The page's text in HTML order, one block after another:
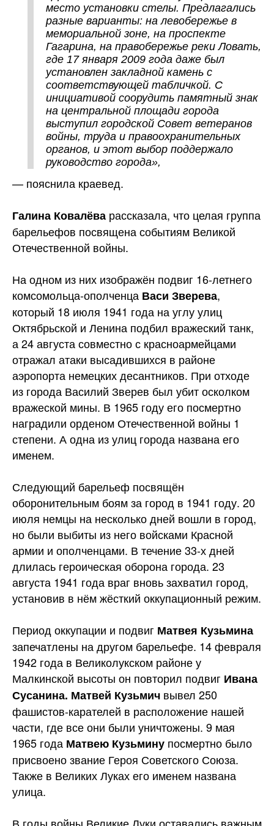
место установки стелы. Предлагались
разные варианты: на левобережье в
мемориальной зоне, на проспекте
Гагарина, на правобережье реки Ловать,
где 17 января 2009 года даже был
установлен закладной камень с
соответствующей табличкой. С
инициативой соорудить памятный знак
на центральной площади города
выступил городской Совет ветеранов
войны, труда и правоохранительных
органов, и этот выбор поддержало
руководство города»,
— пояснила краевед.
Галина Ковалёва рассказала, что целая группа
барельефов посвящена событиям Великой
Отечественной войны.
На одном из них изображён подвиг 16-летнего
комсомольца-ополченца Васи Зверева,
который 18 июля 1941 года на углу улиц
Октябрьской и Ленина подбил вражеский танк,
а 24 августа совместно с красноармейцами
отражал атаки высадившихся в районе
аэропорта немецких десантников. При отходе
из города Василий Зверев был убит осколком
вражеской мины. В 1965 году его посмертно
наградили орденом Отечественной войны 1
степени. А одна из улиц города названа его
именем.
Следующий барельеф посвящён
оборонительным боям за город в 1941 году. 20
июля немцы на несколько дней вошли в город,
но были выбиты из него войсками Красной
армии и ополченцами. В течение 33-х дней
длилась героическая оборона города. 23
августа 1941 года враг вновь захватил город,
установив в нём жёсткий оккупационный режим.
Период оккупации и подвиг Матвея Кузьмина
запечатлены на другом барельефе. 14 февраля
1942 года в Великолукском районе у
Малкинской высоты он повторил подвиг Ивана
Сусанина. Матвей Кузьмич вывел 250
фашистов-карателей в расположение нашей
части, где все они были уничтожены. 9 мая
1965 года Матвею Кузьмину посмертно было
присвоено звание Героя Советского Союза.
Также в Великих Луках его именем названа
улица.